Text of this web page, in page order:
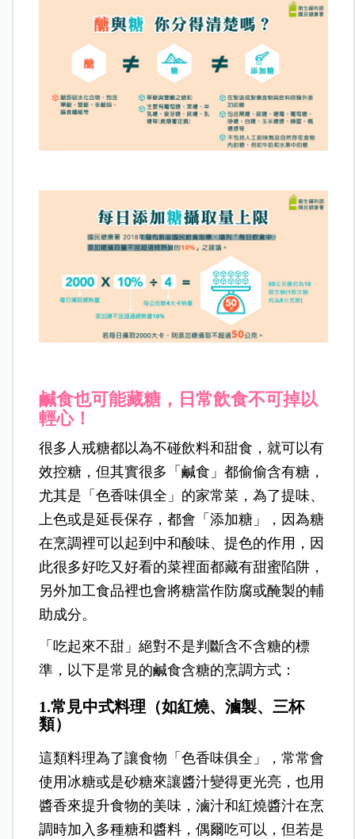
鹹食也可能藏糖，日常飲食不可掉以
輕心！
很多人戒糖都以為不碰飲料和甜食，就可以有
效控糖，但其實很多「鹹食」都偷偷含有糖，
尤其是「色香味俱全」的家常菜，為了提味、
上色或是延長保存，都會「添加糖」，因為糖
在烹調裡可以起到中和酸味、提色的作用，因
此很多好吃又好看的菜裡面都藏有甜蜜陷阱，
另外加工食品裡也會將糖當作防腐或醃製的輔
助成分。
「吃起來不甜」絕對不是判斷含不含糖的標
準，以下是常見的鹹食含糖的烹調方式：
1.常見中式料理（如紅燒、滷製、三杯
類）
這類料理為了讓食物「色香味俱全」，常常會
使用冰糖或是砂糖來讓醬汁變得更光亮，也用
醬香來提升食物的美味，滷汁和紅燒醬汁在烹
調時加入多種糖和醬料，偶爾吃可以，但若是